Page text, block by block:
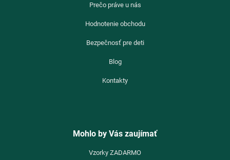
Prečo práve u nás
Hodnotenie obchodu
Bezpečnosť pre deti
Blog
Kontakty
Mohlo by Vás zaujímať
Vzorky ZADARMO